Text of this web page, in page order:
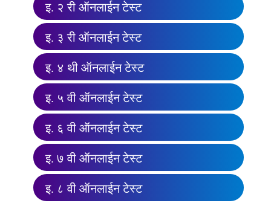
इ. २ री ऑनलाईन टेस्ट
इ. ३ री ऑनलाईन टेस्ट
इ. ४ थी ऑनलाईन टेस्ट
इ. ५ वी ऑनलाईन टेस्ट
इ. ६ वी ऑनलाईन टेस्ट
इ. ७ वी ऑनलाईन टेस्ट
इ. ८ वी ऑनलाईन टेस्ट